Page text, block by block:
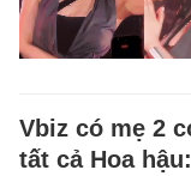
Vbiz có mẹ 2
tất cả Hoa